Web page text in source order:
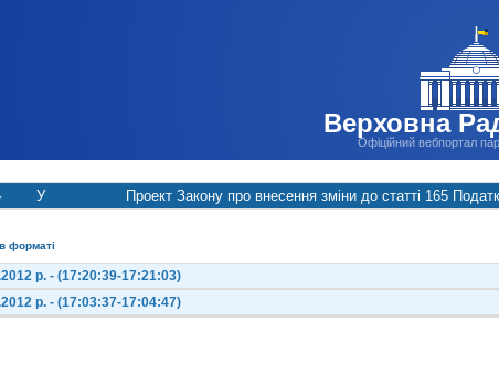
Верховна
Офіційний вебпортал
У Проект Закону про внесення зміни до статті 165
форматі
р. - (17:20:39-17:21:03)
р. - (17:03:37-17:04:47)